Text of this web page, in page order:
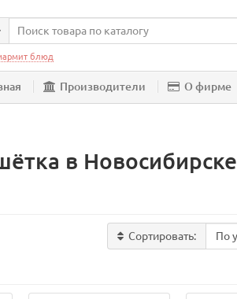
блюд
Производители О фирме
в Новосибирске
Сортировать: